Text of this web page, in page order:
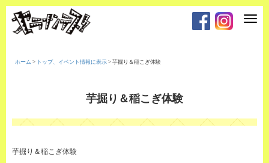
T
t
i
ホーム > トップ、イベント情報に表示 > 芋掘り＆稲こぎ体験
芋掘り＆稲こぎ体験
芋掘り＆稲こぎ体験